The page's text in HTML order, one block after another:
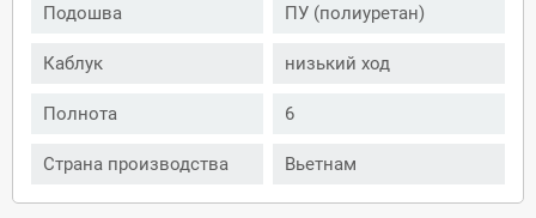
Подошва ПУ (полиуретан)
Каблук низький ход
Полнота 6
Страна производства Вьетнам